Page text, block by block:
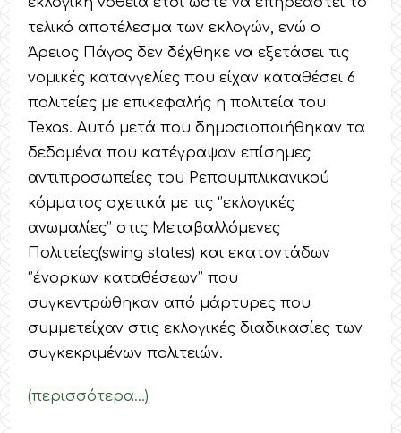
τελικό αποτέλεσμα των εκλογών, ενώ ο
Άρειος Πάγος δεν δέχθηκε να εξετάσει τις
νομικές καταγγελίες που είχαν καταθέσει 6
πολιτείες με επικεφαλής η πολιτεία του
Texas. Αυτό μετά που δημοσιοποιήθηκαν τα
δεδομένα που κατέγραψαν επίσημες
αντιπροσωπείες του Ρεπουμπλικανικού
κόμματος σχετικά με τις ‘’εκλογικές
ανωμαλίες’’ στις Μεταβαλλόμενες
Πολιτείες(swing states) και εκατοντάδων
‘’ένορκων καταθέσεων’’ που
συγκεντρώθηκαν από μάρτυρες που
συμμετείχαν στις εκλογικές διαδικασίες των
συγκεκριμένων πολιτειών.
(περισσότερα…)